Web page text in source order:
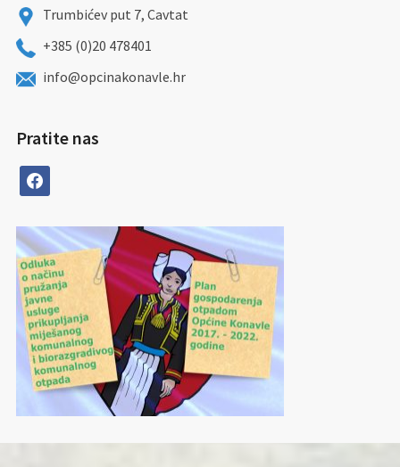
Trumbićev put 7, Cavtat
+385 (0)20 478401
info@opcinakonavle.hr
Pratite nas
facebook